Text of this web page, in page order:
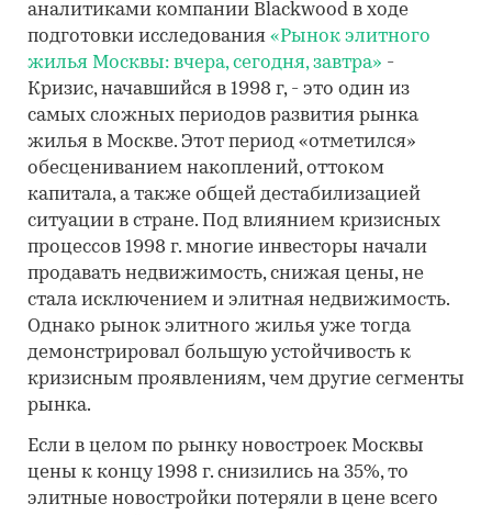
аналитиками компании Blackwood в ходе
подготовки исследования «Рынок элитного
жилья Москвы: вчера, сегодня, завтра» -
Кризис, начавшийся в 1998 г, - это один из
самых сложных периодов развития рынка
жилья в Москве. Этот период «отметился»
обесцениванием накоплений, оттоком
капитала, а также общей дестабилизацией
ситуации в стране. Под влиянием кризисных
процессов 1998 г. многие инвесторы начали
продавать недвижимость, снижая цены, не
стала исключением и элитная недвижимость.
Однако рынок элитного жилья уже тогда
демонстрировал большую устойчивость к
кризисным проявлениям, чем другие сегменты
рынка.
Если в целом по рынку новостроек Москвы
цены к концу 1998 г. снизились на 35%, то
элитные новостройки потеряли в цене всего